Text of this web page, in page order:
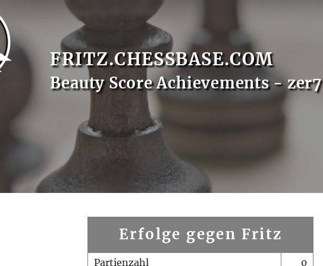
FRITZ.CHESSBASE.COM
Beauty Score Achievements - zer7
Erfolge gegen Fritz
Partienzahl 0